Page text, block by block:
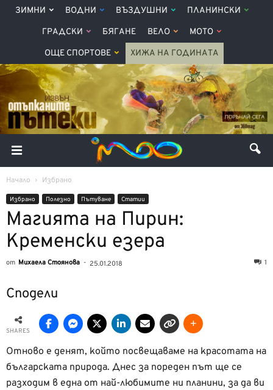
ЗИМНИ ВОДНИ ВЪЗДУШНИ ПЛАНИНСКИ
ГРАДСКИ БЯГАНЕ ВЕЛО МОТО
ОЩЕ СПОРТОВЕ ХИЖА НА ГОДИНАТА
Начало Избрано
Избрано Полезно Пътуване Статии
Магията на Пирин:
Кременски езера
от Михаела Стоянова - 25.01.2018 1
Сподели
SHARES
Отново е денят, който посвещаваме на красотата на
българската природа. Днес за пореден път ще се
разходим в една от най-любимите ни планини, за да ви